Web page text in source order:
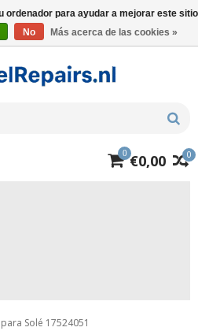
0
0 €0,00
Solé 17524051
ordenador para ayudar a mejorar este sitio
No Más acerca de las cookies »